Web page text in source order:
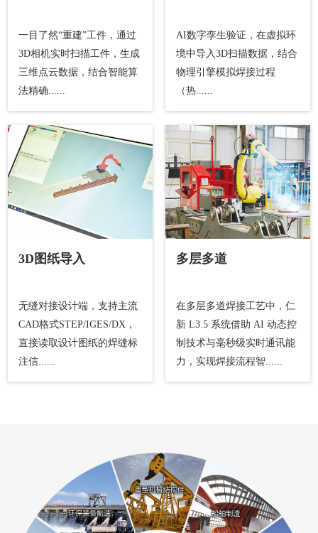
一目了然“重建”工件，通过
3D相机实时扫描工件，生成
三维点云数据，结合智能算
法精确......
AI数字孪生验证，在虚拟环
境中导入3D扫描数据，结合
物理引擎模拟焊接过程
（热......
3D图纸导入
无缝对接设计端，支持主流
CAD格式STEP/IGES/DX，
直接读取设计图纸的焊缝标
注信......
多层多道
在多层多道焊接工艺中，仁
新 L3.5 系统借助 AI 动态控
制技术与毫秒级实时通讯能
力，实现焊接流程智......